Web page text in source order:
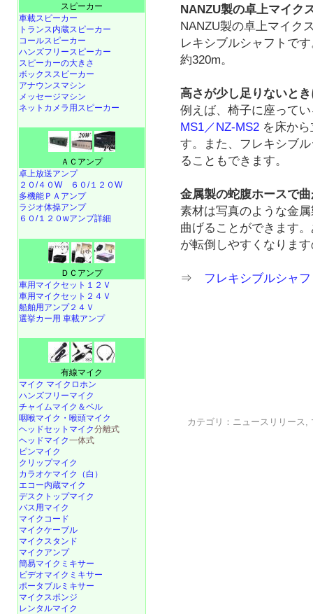
NANZU製の卓上マイク
NANZU製の卓上マイク
レキシブルシャフトで
約320m。
高さが少し足りないと
例えば、椅子に座って
MS1／NZ-MS2 を床か
す。また、フレキシブ
ることもできます。
金属製の蛇腹ホースで
素材は写真のような金
曲げることができます
が転倒しやすくなりま
⇒ フレキシブルシャ
カテゴリ： ニュースリリース ,
スピーカー
車載スピーカー
トランス内蔵スピーカー
コールスピーカー
ハンズフリースピーカー
スピーカーの大きさ
ボックススピーカー
アナウンスマシン
メッセージマシン
ネットカメラ用スピーカー
ＡＣアンプ
卓上放送アンプ
２０/４０W
６０/１２０W
多機能ＰＡアンプ
ラジオ体操アンプ
６０/１２０wアンプ詳細
ＤＣアンプ
車用マイクセット１２Ｖ
車用マイクセット２４Ｖ
船舶用アンプ２４Ｖ
選挙カー用 車載アンプ
有線マイク
マイク マイクロホン
ハンズフリーマイク
チャイムマイク＆ベル
咽喉マイク・喉頭マイク
ヘッドセットマイク分離式
ヘッドマイク一体式
ピンマイク
クリップマイク
カラオケマイク（白）
エコー内蔵マイク
デスクトップマイク
バス用マイク
マイクコード
マイクケーブル
マイクスタンド
マイクアンプ
簡易マイクミキサー
ビデオマイクミキサー
ポータブルミキサー
マイクスポンジ
レンタルマイク